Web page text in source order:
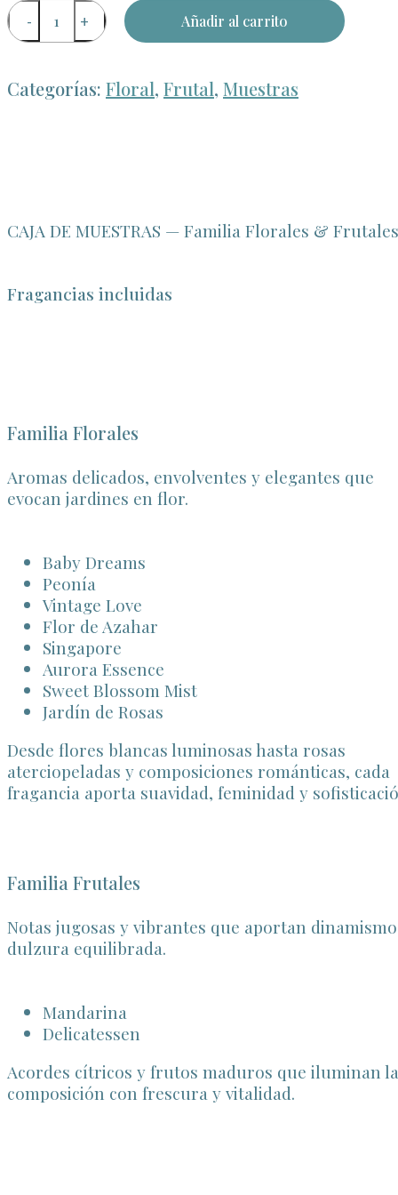
Añadir al carrito
Categorías: Floral, Frutal, Muestras
CAJA DE MUESTRAS — Familia Florales & Frutales
Fragancias incluidas
Familia Florales
Aromas delicados, envolventes y elegantes que
evocan jardines en flor.
Baby Dreams
Peonía
Vintage Love
Flor de Azahar
Singapore
Aurora Essence
Sweet Blossom Mist
Jardín de Rosas
Desde flores blancas luminosas hasta rosas
aterciopeladas y composiciones románticas, cada
fragancia aporta suavidad, feminidad y
Familia Frutales
Notas jugosas y vibrantes que aportan
dulzura equilibrada.
Mandarina
Delicatessen
Acordes cítricos y frutos maduros que iluminan la
composición con frescura y vitalidad.